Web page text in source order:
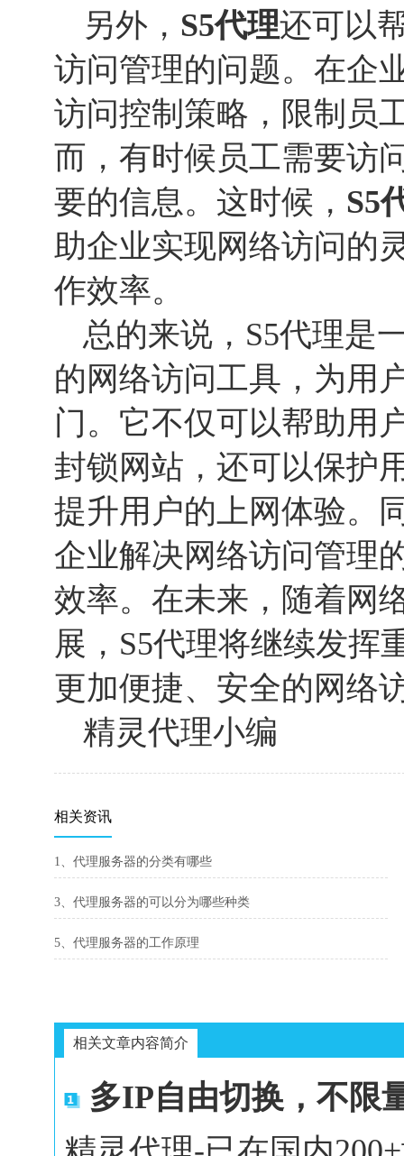
另外， S5代理还可以
访问管理的问题。在企
访问控制策略，限制员
而，有时候员工需要访
要的信息。这时候， S5
助企业实现网络访问的
作效率。
总的来说，S5代理是
的网络访问工具，为用
门。它不仅可以帮助用
封锁网站，还可以保护
提升用户的上网体验。
企业解决网络访问管理
效率。在未来，随着网
展，S5代理将继续发挥
更加便捷、安全的网络
精灵代理小编
相关资讯
1、代理服务器的分类有哪些
3、代理服务器的可以分为哪些种类
5、代理服务器的工作原理
相关文章内容简介
多IP自由切换，不限